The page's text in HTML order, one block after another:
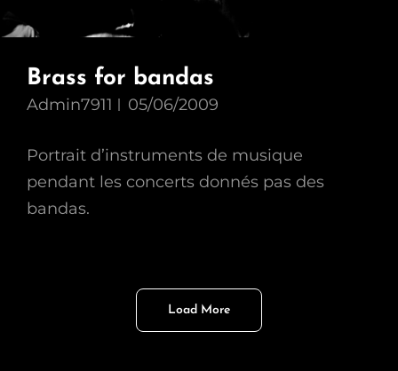
Brass for bandas
Admin7911 05/06/2009
Portrait d’instruments de musique
pendant les concerts donnés pas des
bandas.
Load More